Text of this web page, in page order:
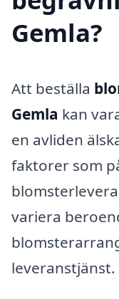
Gemla?
Att beställa
Gemla kan
en avliden
faktorer som
variera
leveranstjänst.